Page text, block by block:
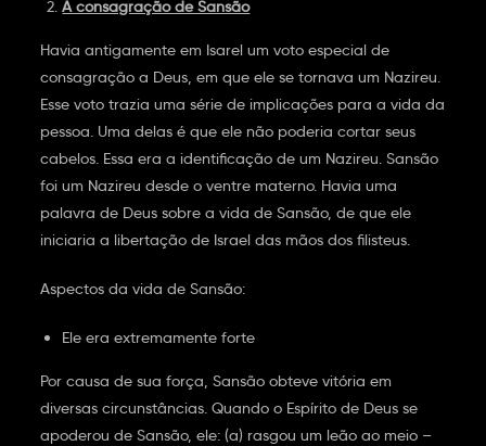
A consagração de Sansão
Havia antigamente em Isarel um voto especial de
consagração a Deus, em que ele se tornava um Nazireu.
Esse voto trazia uma série de implicações para a vida da
pessoa. Uma delas é que ele não poderia cortar seus
cabelos. Essa era a identificação de um Nazireu. Sansão
foi um Nazireu desde o ventre materno. Havia uma
palavra de Deus sobre a vida de Sansão, de que ele
iniciaria a libertação de Israel das mãos dos filisteus.
Aspectos da vida de Sansão:
Ele era extremamente forte
Por causa de sua força, Sansão obteve vitória em
diversas circunstâncias. Quando o Espírito de Deus se
apoderou de Sansão, ele: (a) rasgou um leão ao meio –